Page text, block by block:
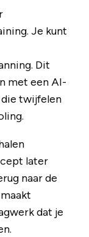
Je kunt
Dit
met een AI-
twijfelen
later
naar de
dat je